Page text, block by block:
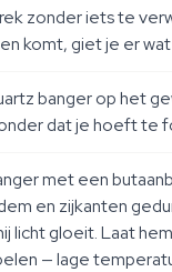
zonder iets te
komt, giet je er
banger op het
dat je hoeft te
met een
en zijkanten
licht gloeit. Laat
— lage